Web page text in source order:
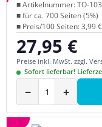
■ Artikelnummer: TO-
■ für ca. 700 Seiten (5%)
■ Preis/100 Seiten: 3,99 €
Regulärer Preis:
27,95 €
Preise inkl. MwSt. zzgl.
Sofort lieferbar!
− +